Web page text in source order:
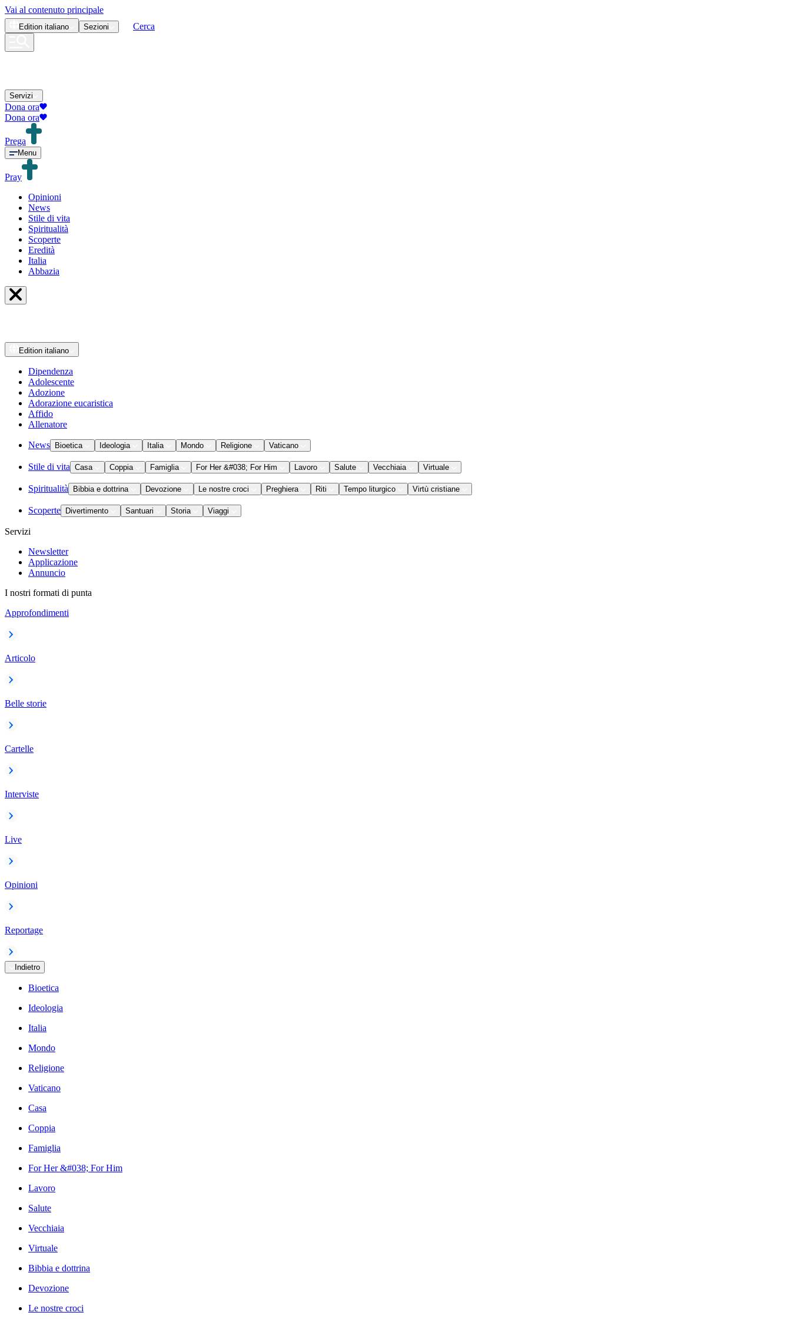
Vai al contenuto principale
Edition italiano Sezioni Cerca
Servizi
Dona ora
Dona ora
Prega
Menu
Pray
Opinioni
News
Stile di vita
Spiritualità
Scoperte
Eredità
Italia
Abbazia
Edition italiano
Dipendenza
Adolescente
Adozione
Adorazione eucaristica
Affido
Allenatore
News Bioetica Ideologia Italia Mondo Religione Vaticano
Stile di vita Casa Coppia Famiglia For Her &#038; For Him Lavoro Salute Vecchiaia Virtuale
Spiritualità Bibbia e dottrina Devozione Le nostre croci Preghiera Riti Tempo liturgico Virtù cristiane
Scoperte Divertimento Santuari Storia Viaggi
Servizi
Newsletter
Applicazione
Annuncio
I nostri formati di punta
Approfondimenti
Articolo
Belle storie
Cartelle
Interviste
Live
Opinioni
Reportage
Indietro
Bioetica
Ideologia
Italia
Mondo
Religione
Vaticano
Casa
Coppia
Famiglia
For Her &#038; For Him
Lavoro
Salute
Vecchiaia
Virtuale
Bibbia e dottrina
Devozione
Le nostre croci